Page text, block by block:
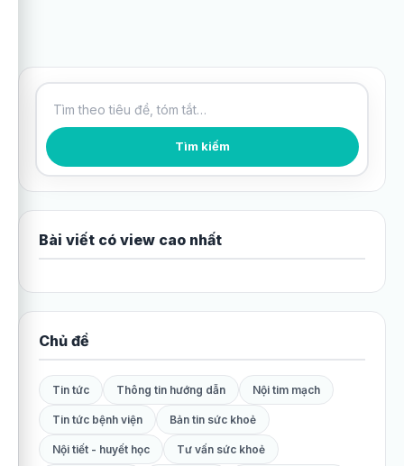
Tìm kiếm bài viết Tìm kiếm
Bài viết có view cao nhất
Chủ đề
Tin tức Thông tin hướng dẫn Nội tim mạch
Tin tức bệnh viện Bản tin sức khoẻ
Nội tiết - huyết học Tư vấn sức khoẻ